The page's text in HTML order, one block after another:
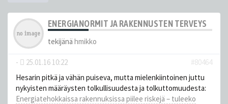
ENERGIANORMIT JA RAKENNUSTEN TERVEYS
tekijänä hmikko
- 25.01.16 10:22
#80464
Hesarin pitkä ja vähän puiseva, mutta mielenkiintoinen juttu
nykyisten määräysten tolkullisuudesta ja tolkuttomuudesta:
Energiatehokkaissa rakennuksissa piilee riskejä – tuleeko